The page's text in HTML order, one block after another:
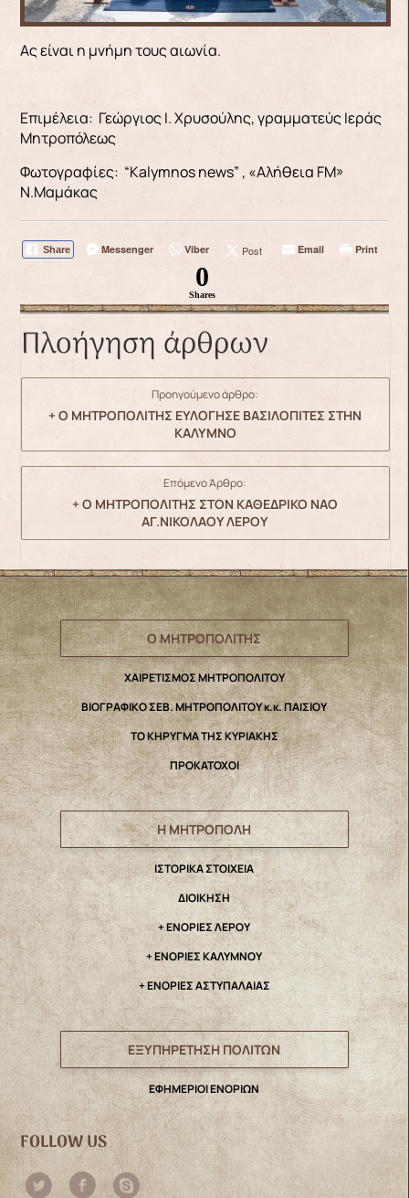
Ας είναι η μνήμη τους αιωνία.
Επιμέλεια: Γεώργιος Ι. Χρυσούλης, γραμματεύς Ιεράς
Μητροπόλεως
Φωτογραφίες: “Kalymnos news” , «Αλήθεια FM»
Ν.Μαμάκας
Share Messenger Viber Post Email Print
0
Shares
Πλοήγηση άρθρων
Προηγούμενο άρθρο:
+ Ο ΜΗΤΡΟΠΟΛΙΤΗΣ ΕΥΛΟΓΗΣΕ ΒΑΣΙΛΟΠΙΤΕΣ ΣΤΗΝ
ΚΑΛΥΜΝΟ
Επόμενο Άρθρο:
+ Ο ΜΗΤΡΟΠΟΛΙΤΗΣ ΣΤΟΝ ΚΑΘΕΔΡΙΚΟ ΝΑΟ
ΑΓ.ΝΙΚΟΛΑΟΥ ΛΕΡΟΥ
Ο ΜΗΤΡΟΠΟΛΙΤΗΣ
ΧΑΙΡΕΤΙΣΜΟΣ ΜΗΤΡΟΠΟΛΙΤΟΥ
ΒΙΟΓΡΑΦΙΚΟ ΣΕΒ. ΜΗΤΡΟΠΟΛΙΤΟΥ κ.κ. ΠΑΙΣΙΟΥ
ΤΟ ΚΗΡΥΓΜΑ ΤΗΣ ΚΥΡΙΑΚΗΣ
ΠΡΟΚΑΤΟΧΟΙ
Η ΜΗΤΡΟΠΟΛΗ
IΣΤΟΡΙΚΑ ΣΤΟΙΧΕΙΑ
ΔΙΟΙΚΗΣΗ
+ ΕΝΟΡΙΕΣ ΛΕΡΟΥ
+ ΕΝΟΡΙΕΣ ΚΑΛΥΜΝΟΥ
+ ΕΝΟΡΙΕΣ ΑΣΤΥΠΑΛΑΙΑΣ
ΕΞΥΠΗΡΕΤΗΣΗ ΠΟΛΙΤΩΝ
ΕΦΗΜΕΡΙΟΙ ΕΝΟΡΙΩΝ
FOLLOW US